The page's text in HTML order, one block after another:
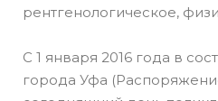
рентгенологическое,
С 1 января 2016 года в
города Уфа